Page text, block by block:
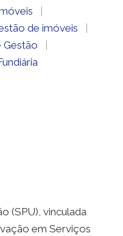
|
de imóveis
|
Gestão
|
(SPU), vinculada
em Serviços